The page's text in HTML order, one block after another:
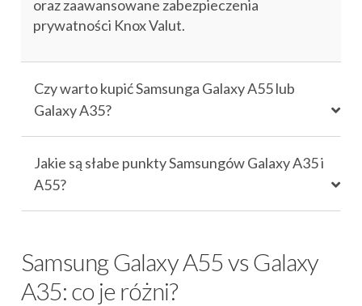
oraz zaawansowane zabezpieczenia
prywatności Knox Valut.
Czy warto kupić Samsunga Galaxy A55 lub
Galaxy A35?
Jakie są słabe punkty Samsungów Galaxy A35 i
A55?
Samsung Galaxy A55 vs Galaxy
A35: co je różni?